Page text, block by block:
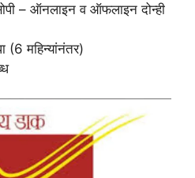
– ऑनलाइन व ऑफलाइन दोन्ही
(6 महिन्यांनंतर)